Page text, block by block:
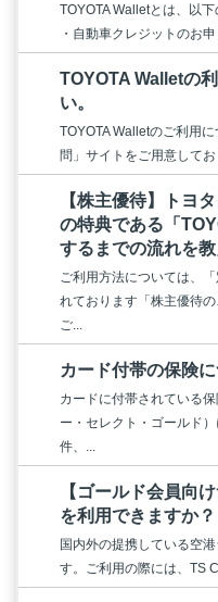
TOYOTA Walletとは、以
・自動車クレジットのお申
TOYOTA Walletの
い。
TOYOTA Walletのご利用
問」サイトをご用意してお
【株主優待】トヨ
の特典である「
するまでの流れを教
ご利用方法については、
れております「株主優待
ご...
カード付帯の保険
カードに付帯されている
ー・セレクト・ゴールド
件、...
【ゴールド会員向
を利用できますか？
国内外の提携している空
す。ご利用の際には、TS